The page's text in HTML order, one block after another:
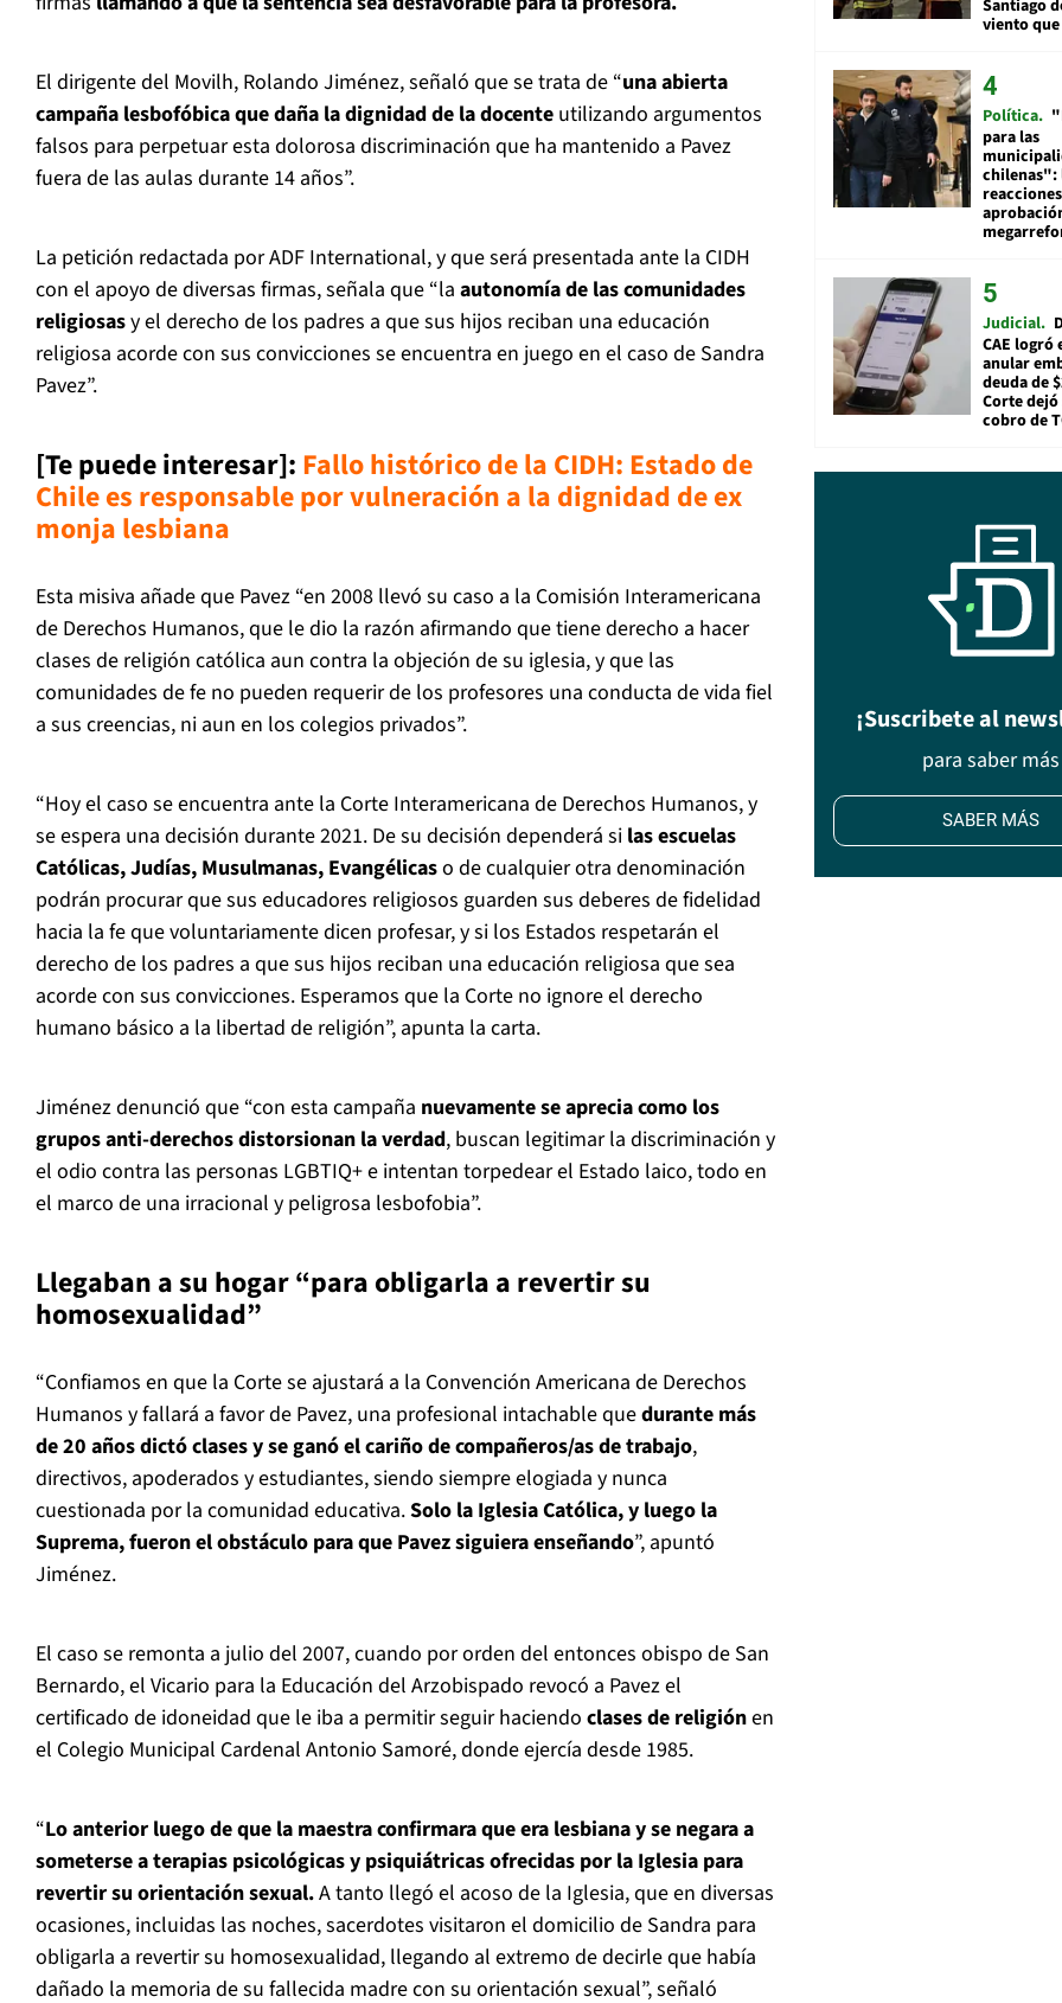
El dirigente del Movilh, Rolando Jiménez, señaló que se trata de “una abierta
campaña lesbofóbica que daña la dignidad de la docente utilizando argumentos
falsos para perpetuar esta dolorosa discriminación que ha mantenido a Pavez
fuera de las aulas durante 14 años”.
La petición redactada por ADF International, y que será presentada ante la CIDH
con el apoyo de diversas firmas, señala que “la autonomía de las comunidades
religiosasy el derecho de los padres a que sus hijos reciban una educación
religiosa acorde con sus convicciones se encuentra en juego en el caso de Sandra
Pavez”.
[Te puede interesar]: Fallo histórico de la CIDH: Estado de
Chile es responsable por vulneración a la dignidad de ex
monja lesbiana
Esta misiva añade que Pavez “en 2008 llevó su caso a la Comisión Interamericana
de Derechos Humanos, que le dio la razón afirmando que tiene derecho a hacer
clases de religión católica aun contra la objeción de su iglesia, y que las
comunidades de fe no pueden requerir de los profesores una conducta de vida fiel
a sus creencias, ni aun en los colegios privados”.
“Hoy el caso se encuentra ante la Corte Interamericana de Derechos Humanos, y
se espera una decisión durante 2021. De su decisión dependerá si las escuelas
Católicas, Judías, Musulmanas, Evangélicaso de cualquier otra denominación
podrán procurar que sus educadores religiosos guarden sus deberes de fidelidad
hacia la fe que voluntariamente dicen profesar, y si los Estados respetarán el
derecho de los padres a que sus hijos reciban una educación religiosa que sea
acorde con sus convicciones. Esperamos que la Corte no ignore el derecho
humano básico a la libertad de religión”, apunta la carta.
Jiménez denunció que “con esta campaña nuevamente se aprecia como los
grupos anti-derechos distorsionan la verdad, buscan legitimar la discriminación y
el odio contra las personas LGBTIQ+ e intentan torpedear el Estado laico, todo en
el marco de una irracional y peligrosa lesbofobia”.
Llegaban a su hogar “para obligarla a revertir su
homosexualidad”
“Confiamos en que la Corte se ajustará a la Convención Americana de Derechos
Humanos y fallará a favor de Pavez, una profesional intachable quedurante más
de 20 años dictó clases y se ganó el cariño de compañeros/as de trabajo,
directivos, apoderados y estudiantes, siendo siempre elogiada y nunca
cuestionada por la comunidad educativa.Solo la Iglesia Católica, y luego la
Suprema, fueron el obstáculo para que Pavez siguiera enseñando”, apuntó
Jiménez.
El caso se remonta a julio del 2007, cuando por orden del entonces obispo de San
Bernardo, el Vicario para la Educación del Arzobispado revocó a Pavez el
certificado de idoneidad que le iba a permitir seguir haciendo clases de religiónen
el Colegio Municipal Cardenal Antonio Samoré, donde ejercía desde 1985.
“Lo anterior luego de que la maestra confirmara que era lesbiana y se negara a
someterse a terapias psicológicas y psiquiátricas ofrecidas por la Iglesia para
revertir su orientación sexual.A tanto llegó el acoso de la Iglesia, que en diversas
ocasiones, incluidas las noches, sacerdotes visitaron el domicilio de Sandra para
obligarla a revertir su homosexualidad, llegando al extremo de decirle que había
dañado la memoria de su fallecida madre con su orientación sexual”, señaló
Santiago
viento que
Política
para las
chilenas":
Judicial
CAE logró
anular
deuda de
Corte
cobro de
¡Suscribete al
para saber más
SABER MÁS